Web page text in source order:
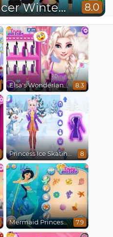
Princess Influencer Winter Wonderland 8.0
Elsa's Wonderland Wedding 8.3
Princess Ice Skating Adventure 8
Mermaid Princesses 7.9